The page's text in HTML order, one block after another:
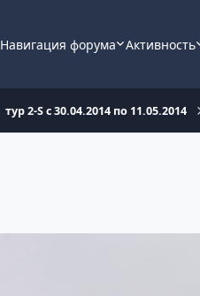
Навигация форума Активность
тур 2-S с 30.04.2014 по 11.05.2014